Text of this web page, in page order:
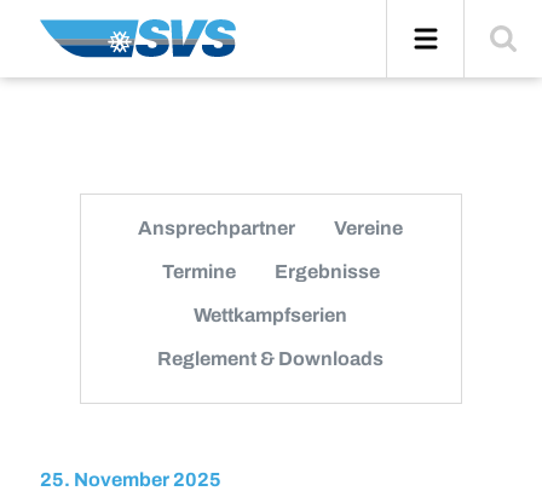
Inhalt
Ansprechpartner Vereine
Termine Ergebnisse
Wettkampfserien
Reglement & Downloads
25. November 2025